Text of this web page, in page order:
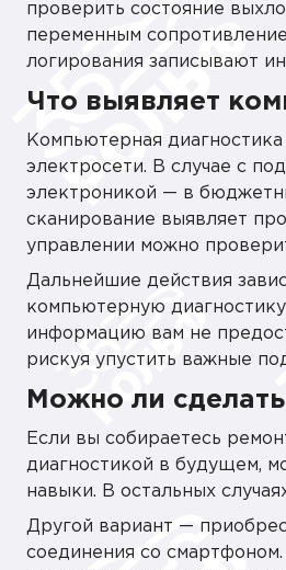
проверить состояние
переменным
логирования записывают
Что выявляет
Компьютерная
электросети. В случае с
электроникой — в
сканирование выявляет
управлении можно
Дальнейшие действия
компьютерную
информацию вам не
рискуя упустить важные
Можно ли
Если вы собираетесь
диагностикой в будущем,
навыки. В остальных
Другой вариант —
соединения со